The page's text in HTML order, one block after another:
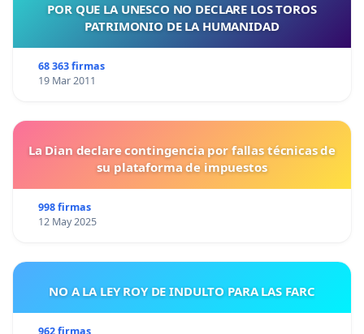
POR QUE LA UNESCO NO DECLARE LOS TOROS
PATRIMONIO DE LA HUMANIDAD
68 363 firmas
19 Mar 2011
La Dian declare contingencia por fallas técnicas de
su plataforma de impuestos
998 firmas
12 May 2025
NO A LA LEY ROY DE INDULTO PARA LAS FARC
962 firmas